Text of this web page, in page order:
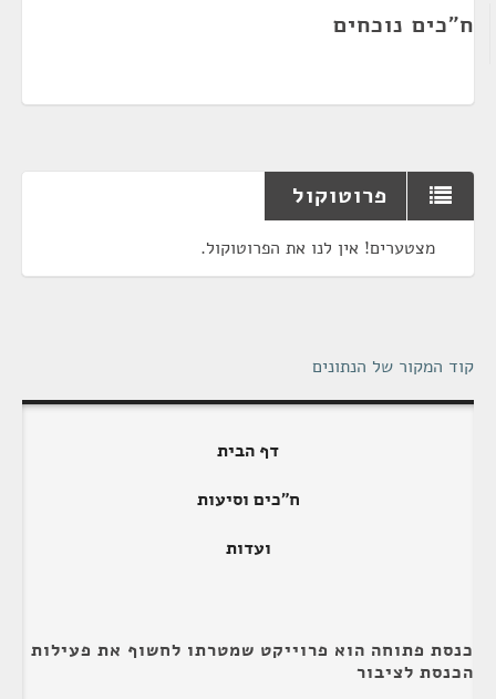
ח"כים נוכחים
פרוטוקול
מצטערים! אין לנו את הפרוטוקול.
קוד המקור של הנתונים
דף הבית
ח"כים וסיעות
ועדות
כנסת פתוחה הוא פרוייקט שמטרתו לחשוף את פעילות
הכנסת לציבור